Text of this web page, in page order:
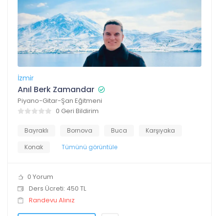
İzmir
Anıl Berk Zamandar
Piyano-Gitar-Şan Eğitmeni
0 Geri Bildirim
Bayraklı Bornova Buca
Karşıyaka
Konak
Tümünü görüntüle
0 Yorum
Ders Ücreti: 450 TL
Randevu Alınız